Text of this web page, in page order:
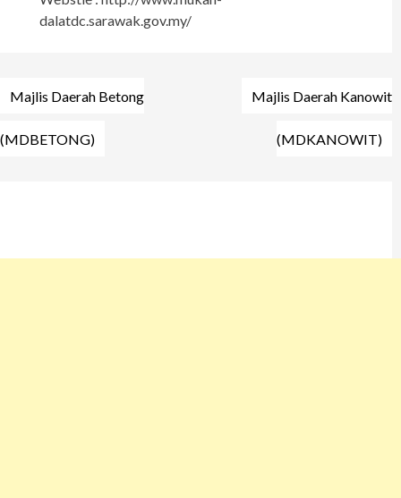
dalatdc.sarawak.gov.my/
Post
navigation
Majlis Daerah Betong
(MDBETONG)
Majlis Daerah Kanowit
(MDKANOWIT)